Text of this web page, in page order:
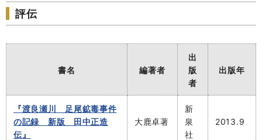
評伝
書名 編著者
出
版
者
出版年
『渡良瀬川 足尾鉱毒事件
の記録 新版 田中正造
伝』
大鹿卓著
新
泉
社
2013.9